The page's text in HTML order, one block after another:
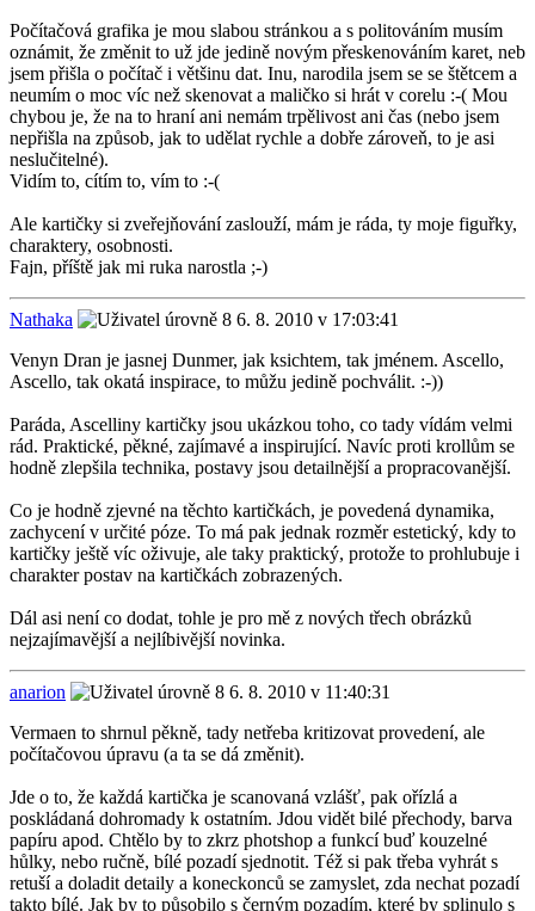
Počítačová grafika je mou slabou stránkou a s politováním musím
oznámit, že změnit to už jde jedině novým přeskenováním karet, neb
jsem přišla o počítač i většinu dat. Inu, narodila jsem se se štětcem a
neumím o moc víc než skenovat a maličko si hrát v corelu :-( Mou
chybou je, že na to hraní ani nemám trpělivost ani čas (nebo jsem
nepřišla na způsob, jak to udělat rychle a dobře zároveň, to je asi
neslučitelné).
Vidím to, cítím to, vím to :-(
Ale kartičky si zveřejňování zaslouží, mám je ráda, ty moje figuřky,
charaktery, osobnosti.
Fajn, příště jak mi ruka narostla ;-)
Nathaka
6. 8. 2010 v 17:03:41
Venyn Dran je jasnej Dunmer, jak ksichtem, tak jménem. Ascello,
Ascello, tak okatá inspirace, to můžu jedině pochválit. :-))
Paráda, Ascelliny kartičky jsou ukázkou toho, co tady vídám velmi
rád. Praktické, pěkné, zajímavé a inspirující. Navíc proti krollům se
hodně zlepšila technika, postavy jsou detailnější a propracovanější.
Co je hodně zjevné na těchto kartičkách, je povedená dynamika,
zachycení v určité póze. To má pak jednak rozměr estetický, kdy to
kartičky ještě víc oživuje, ale taky praktický, protože to prohlubuje i
charakter postav na kartičkách zobrazených.
Dál asi není co dodat, tohle je pro mě z nových třech obrázků
nejzajímavější a nejlíbivější novinka.
anarion
6. 8. 2010 v 11:40:31
Vermaen to shrnul pěkně, tady netřeba kritizovat provedení, ale
počítačovou úpravu (a ta se dá změnit).
Jde o to, že každá kartička je scanovaná vzlášť, pak ořízlá a
poskládaná dohromady k ostatním. Jdou vidět bilé přechody, barva
papíru apod. Chtělo by to zkrz photshop a funkcí buď kouzelné
hůlky, nebo ručně, bílé pozadí sjednotit. Též si pak třeba vyhrát s
retuší a doladit detaily a koneckonců se zamyslet, zda nechat pozadí
takto bílé. Jak by to působilo s černým pozadím, které by splinulo s